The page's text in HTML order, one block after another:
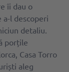
îi dau o
l descoperi
detaliu.
porțile
Casa Torro
aleg